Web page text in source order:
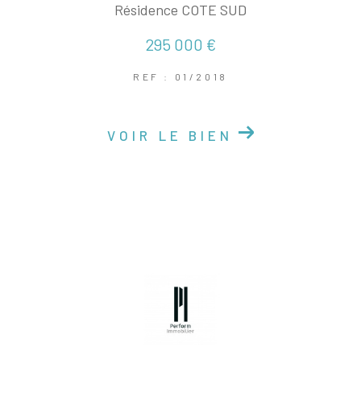
Résidence COTE SUD
295 000 €
REF : 01/2018
VOIR LE BIEN